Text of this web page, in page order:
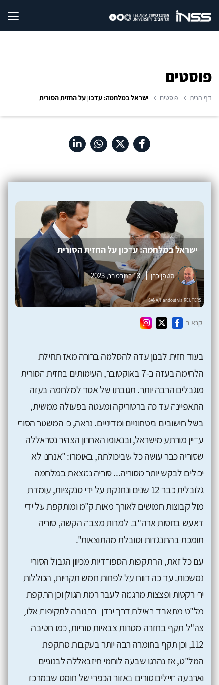
פוסטים
דף הבית פוסטים ישראל במלחמה: עדכון על החזית הסורית
ישראל במלחמה: עדכון על החזית הסורית
סטפן כהן 13 בנובמבר, 2023
קרא ב
בעוד חזית לבנון עדה להסלמה ברורה מאז תחילת
הלחימה בעזה ב-7 באוקטובר, העימותים בחזית הסורית
מוגבלים הרבה יותר. תגובתו של אסד למלחמה בעזה
התאפיינה עד כה ברטוריקה ומעטה בפעולה ממשית,
בשל חישובים ביטחוניים ומדיניים. נראה, כי המשטר הסורי
עדיין מורתע מישראל, ובנאומו האחרון הצהיר נסראללה
שסוריה כבר עושה כל שביכולתה, באומרו: "אנחנו לא
יכולים לבקש יותר מסוריה... סוריה נמצאת במלחמה
גלובלית כבר 12 שנים ונחנקת על ידי סנקציות, עומדת
מול קבוצות חמושים לאורך מאות ק"מ ומותקפת על ידי
דאעש בחסות ארה"ב. למרות מצבה הקשה, סוריה
תומכת בהתנגדות וסובלת מהתוצאות".
עם כל זאת, ההתקפות הספורדיות מכיוון הגבול הסורי
נמשכות. עד כה דווח על לפחות חמש תקריות, הכוללות
ירי רקטות ופצצות מרגמה לעבר רמת הגולן וכן התקפת
מל"ט מתאבד באילת דרך ירדן. בתגובה לתקיפות אלו,
צה"ל תקף בחזרה מטרות צבאיות סוריות, כמו חטיבה
112, וכן תקף בחומרה רבה יותר בעקבות מתקפת
המל"ט, אז נהרגו שבעה לוחמי חיזבאללה לבנוניים
וארבעה חיילים סורים באזור הכפרי של חומס שבמרכז